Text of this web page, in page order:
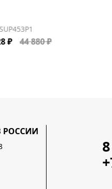
SUP453P1
₽ 44 880 ₽
РОССИИ